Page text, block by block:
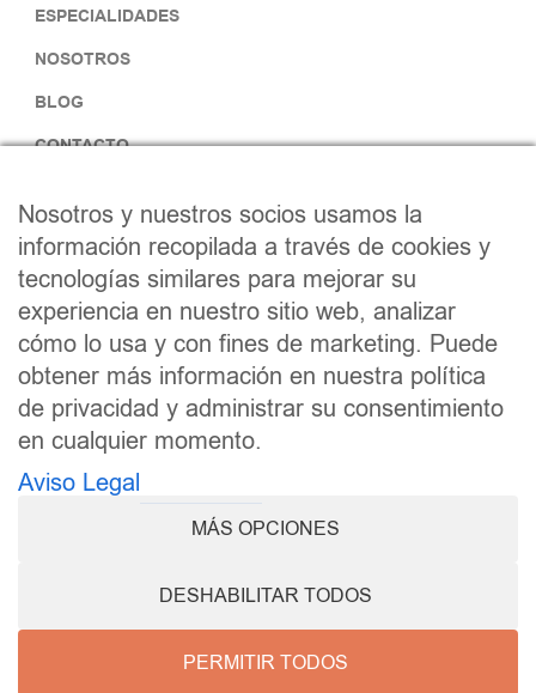
ESPECIALIDADES
NOSOTROS
BLOG
CONTACTO
SÍGUENOS
F
a
c
e
b
I
n
s
t
a
Política de Cookies
Canal Interno de Información
Nosotros y nuestros socios usamos la
información recopilada a través de cookies y
tecnologías similares para mejorar su
experiencia en nuestro sitio web, analizar
cómo lo usa y con fines de marketing. Puede
obtener más información en nuestra política
de privacidad y administrar su consentimiento
en cualquier momento.
Aviso Legal
MÁS OPCIONES
DESHABILITAR TODOS
PERMITIR TODOS